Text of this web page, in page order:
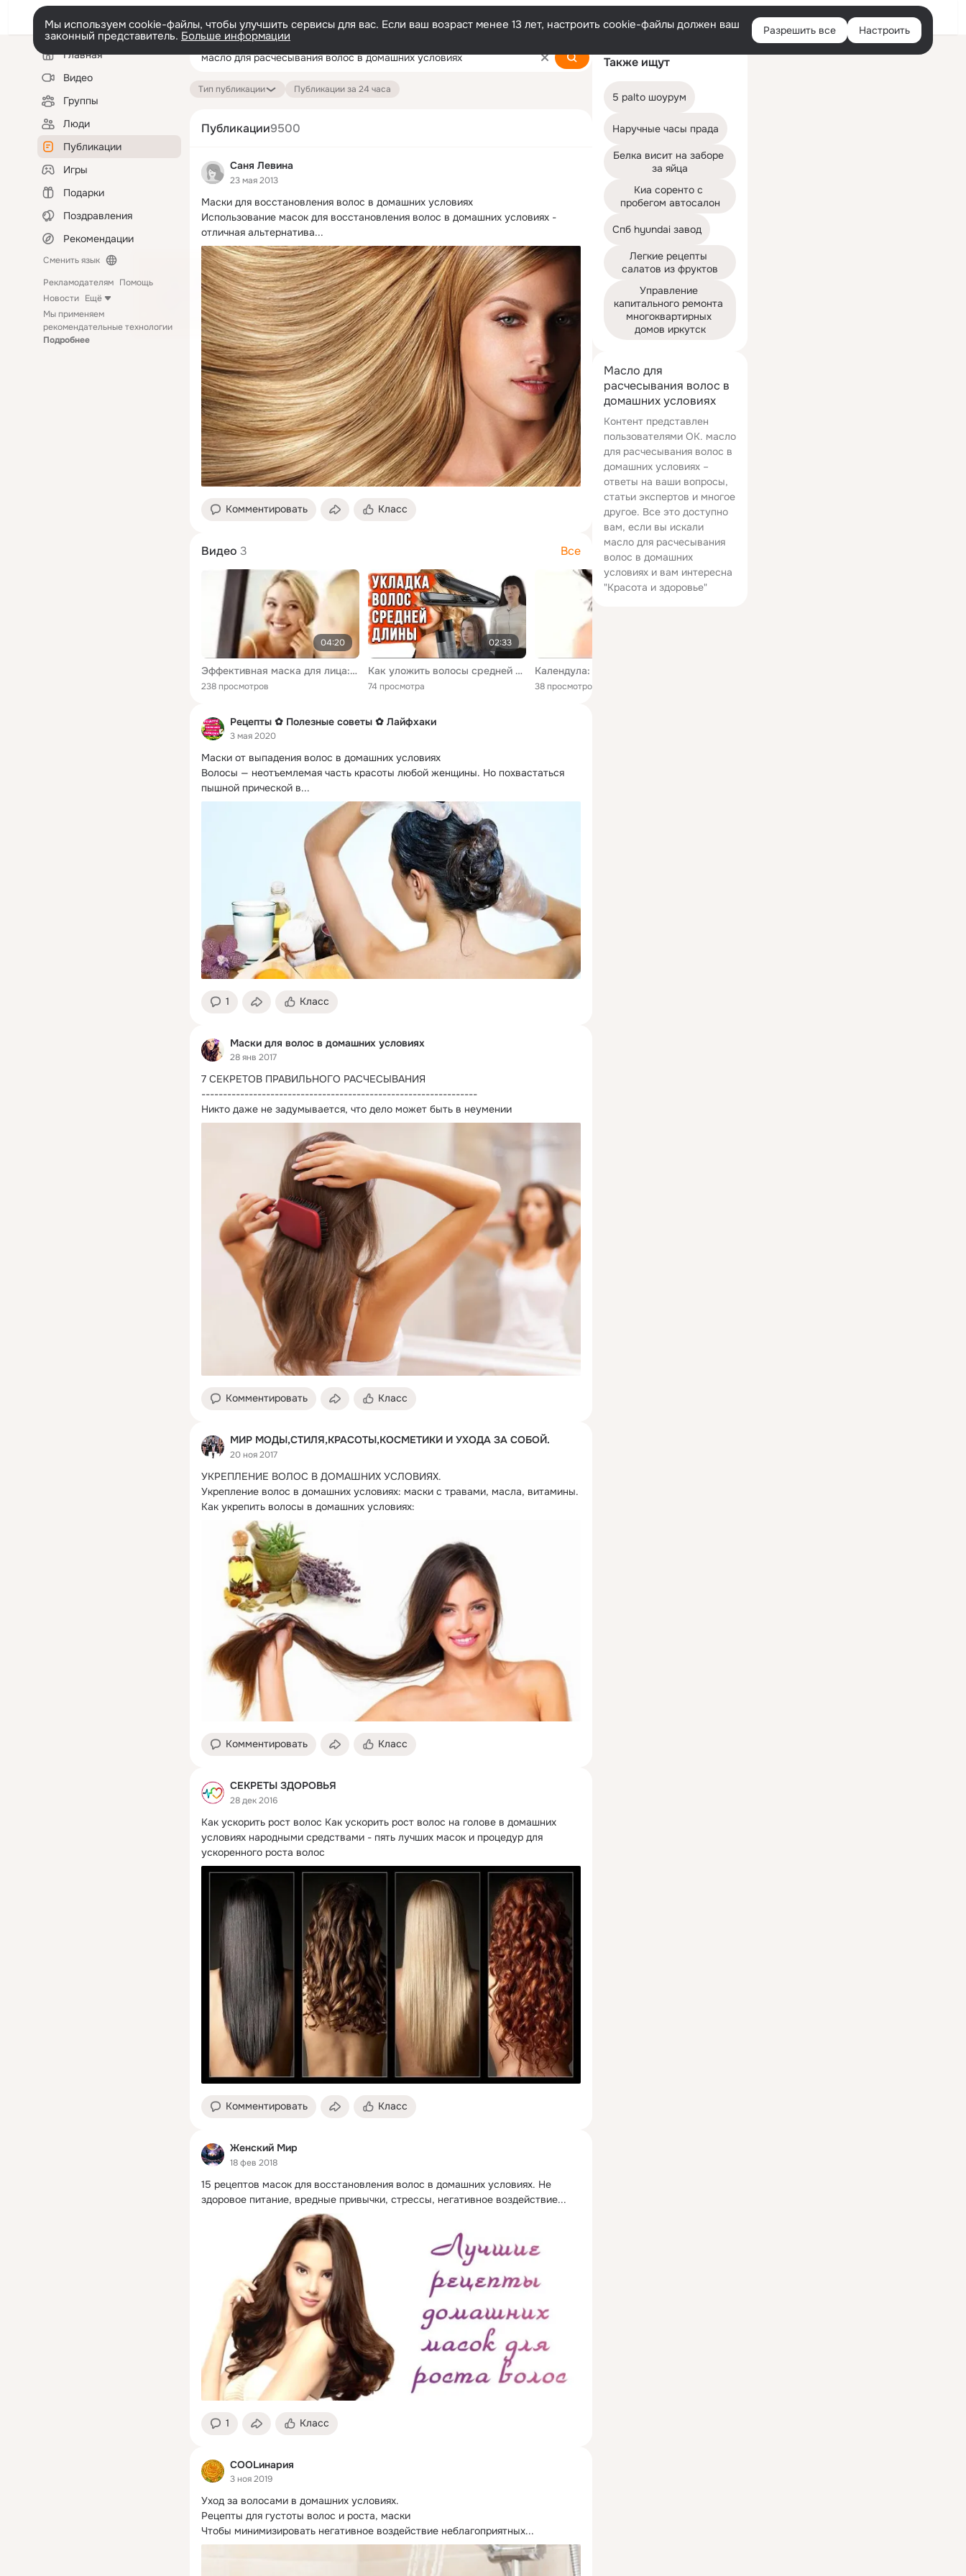
Войти
Мы используем cookie-файлы, чтобы улучшить сервисы для вас. Если ваш возраст менее 13 лет, настроить cookie-файлы должен ваш
законный представитель. Больше информации Разрешить все Настроить
Левая
колонкаГлавная
Видео
Группы
Люди
Публикации
Игры
Подарки
Поздравления
Рекомендации
Сменить язык
Рекламодателям Помощь
Новости Ещё
Мы применяем
рекомендательные технологии
Подробнее
Масло для
расчесывания волос в
домашних условиях
Контент представлен
пользователями ОК. масло
для расчесывания волос в
домашних условиях –
ответы на ваши вопросы,
статьи экспертов и многое
другое. Все это доступно
вам, если вы искали
масло для расчесывания
волос в домашних
условиях и вам интересна
"Красота и здоровье"
Также ищут
5 palto шоурум
Наручные часы прада
Белка висит на заборе
за яйца
Киа соренто с
пробегом автосалон
Спб hyundai завод
Легкие рецепты
салатов из фруктов
Управление
капитального ремонта
многоквартирных
домов иркутск
Тип публикации
Публикации за 24 часа
Публикации9500
Саня Левина
23 мая 2013
Маски для восстановления волос в домашних условиях
Использование масок для восстановления волос в домашних условиях -
отличная альтернатива...
Комментировать Класс
Видео 3 Все
04:20
Эффективная маска для лица: сода + мёд + лимонный сок = гладкая сияющая кожа
238 просмотров
02:33
Как уложить волосы средней длины ? Быстрый стайлинг. Укладка волос в домашних условиях. Прически
74 просмотра 38 просмотров
Рецепты ✿ Полезные советы ✿ Лайфхаки
3 мая 2020
Маски от выпадения волос в домашних условиях
Волосы — неотъемлемая часть красоты любой женщины. Но похвастаться
пышной прической в...
1 Класс
Маски для волос в домашних условиях
28 янв 2017
7 СЕКРЕТОВ ПРАВИЛЬНОГО РАСЧЕСЫВАНИЯ
----------------------------------------------------------------
Никто даже не задумывается, что дело может быть в неумении
Комментировать Класс
МИР МОДЫ,СТИЛЯ,КРАСОТЫ,КОСМЕТИКИ И УХОДА ЗА СОБОЙ.
20 ноя 2017
УКРЕПЛЕНИЕ ВОЛОС В ДОМАШНИХ УСЛОВИЯХ.
Укрепление волос в домашних условиях: маски с травами, масла, витамины.
Как укрепить волосы в домашних условиях:
Комментировать Класс
СЕКРЕТЫ ЗДОРОВЬЯ
28 дек 2016
Как ускорить рост волос Как ускорить рост волос на голове в домашних
условиях народными средствами - пять лучших масок и процедур для
ускоренного роста волос
Комментировать Класс
Женский Мир
18 фев 2018
15 рецептов масок для восстановления волос в домашних условиях. Не
здоровое питание, вредные привычки, стрессы, негативное воздействие...
1 Класс
СООLинария
3 ноя 2019
Уход за волосами в домашних условиях.
Рецепты для густоты волос и роста, маски
Чтобы минимизировать негативное воздействие неблагоприятных...